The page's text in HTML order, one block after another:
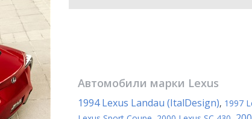
Автомобили марки Lexus
1994 Lexus Landau (ItalDesign), 1997